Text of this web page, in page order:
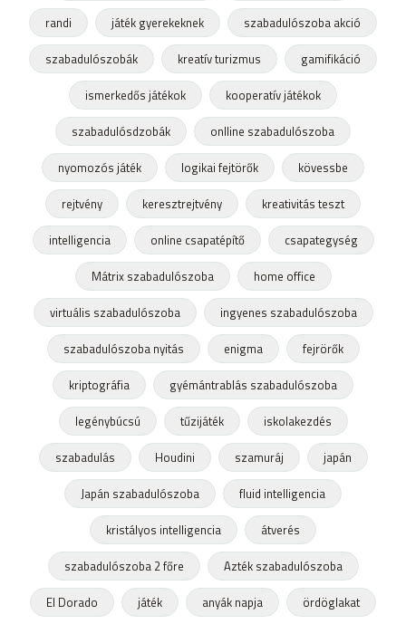
randi
játék gyerekeknek
szabadulószoba akció
szabadulószobák
kreatív turizmus
gamifikáció
ismerkedős játékok
kooperatív játékok
szabadulósdzobák
onlline szabadulószoba
nyomozós játék
logikai fejtörők
kövessbe
rejtvény
keresztrejtvény
kreativitás teszt
intelligencia
online csapatépítő
csapategység
Mátrix szabadulószoba
home office
virtuális szabadulószoba
ingyenes szabadulószoba
szabadulószoba nyitás
enigma
fejrörők
kriptográfia
gyémántrablás szabadulószoba
legénybúcsú
tűzijáték
iskolakezdés
szabadulás
Houdini szamuráj
japán
Japán szabadulószoba
fluid intelligencia
kristályos intelligencia
átverés
szabadulószoba 2 főre
Azték szabadulószoba
El Dorado
játék anyák napja ördöglakat